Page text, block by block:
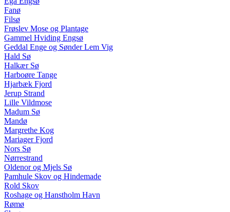
Fanø
Filsø
Frøslev Mose og Plantage
Gammel Hviding Engsø
Geddal Enge og Sønder Lem Vig
Hald Sø
Halkær Sø
Harboøre Tange
Hjarbæk Fjord
Jerup Strand
Lille Vildmose
Madum Sø
Mandø
Margrethe Kog
Mariager Fjord
Nors Sø
Nørrestrand
Oldenor og Mjels Sø
Pamhule Skov og Hindemade
Rold Skov
Roshage og Hanstholm Havn
Rømø